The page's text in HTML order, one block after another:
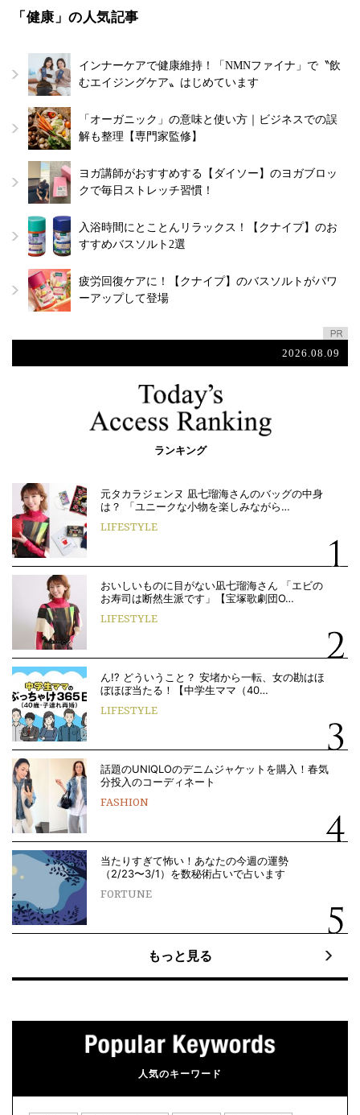
「健康」の人気記事
インナーケアで健康維持！「NMNファイナ」で〝飲
むエイジングケア〟はじめています
「オーガニック」の意味と使い方｜ビジネスでの誤
解も整理【専門家監修】
ヨガ講師がおすすめする【ダイソー】のヨガブロッ
クで毎日ストレッチ習慣！
入浴時間にとことんリラックス！【クナイプ】のお
すすめバスソルト2選
疲労回復ケアに！【クナイプ】のバスソルトがパワ
ーアップして登場
2026.08.09
ランキング
元タカラジェンヌ 凪七瑠海さんのバッグの中身
は？ 「ユニークな小物を楽しみながら…
LIFESTYLE
おいしいものに目がない凪七瑠海さん 「エビの
お寿司は断然生派です」【宝塚歌劇団O…
LIFESTYLE
ん!? どういうこと？ 安堵から一転、女の勘はほ
ぼほぼ当たる！【中学生ママ（40…
LIFESTYLE
話題のUNIQLOのデニムジャケットを購入！春気
分投入のコーディネート
FASHION
当たりすぎて怖い！あなたの今週の運勢
（2/23〜3/1）を数秘術占いで占います
FORTUNE
もっと見る
人気のキーワード